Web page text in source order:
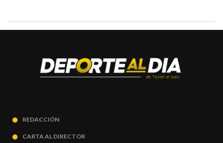
REDACCIÓN
CARTA AL DIRECTOR